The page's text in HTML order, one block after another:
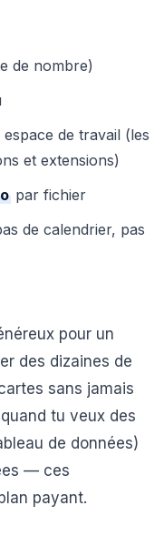
de nombre)
espace de travail (les
et extensions)
par fichier
de calendrier, pas
pour un
des dizaines de
sans jamais
tu veux des
de données)
— ces
payant.